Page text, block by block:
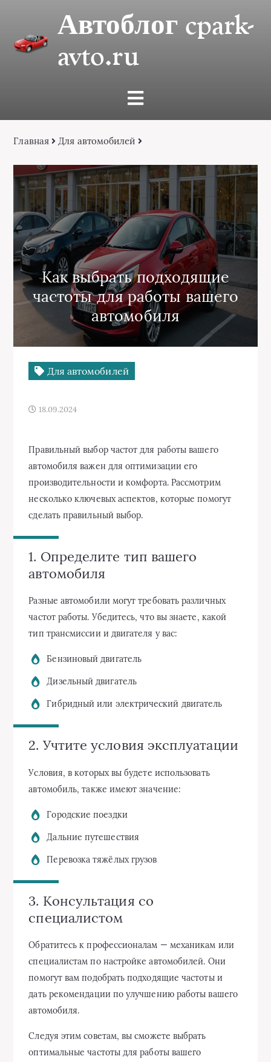
Автоблог cpark-
avto.ru
Главная Для автомобилей
Как выбрать подходящие
частоты для работы вашего
автомобиля
Для автомобилей
18.09.2024
Правильный выбор частот для работы вашего
автомобиля важен для оптимизации его
производительности и комфорта. Рассмотрим
несколько ключевых аспектов, которые помогут
сделать правильный выбор.
1. Определите тип вашего
автомобиля
Разные автомобили могут требовать различных
частот работы. Убедитесь, что вы знаете, какой
тип трансмиссии и двигателя у вас:
Бензиновый двигатель
Дизельный двигатель
Гибридный или электрический двигатель
2. Учтите условия эксплуатации
Условия, в которых вы будете использовать
автомобиль, также имеют значение:
Городские поездки
Дальние путешествия
Перевозка тяжёлых грузов
3. Консультация со
специалистом
Обратитесь к профессионалам — механикам или
специалистам по настройке автомобилей. Они
помогут вам подобрать подходящие частоты и
дать рекомендации по улучшению работы вашего
автомобиля.
Следуя этим советам, вы сможете выбрать
оптимальные частоты для работы вашего